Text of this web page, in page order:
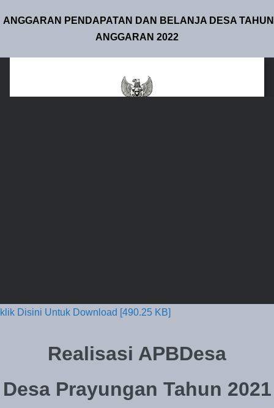
ANGGARAN PENDAPATAN DAN BELANJA DESA TAHUN
ANGGARAN 2022
klik Disini Untuk Download [490.25 KB]
Realisasi APBDesa
Desa Prayungan Tahun 2021